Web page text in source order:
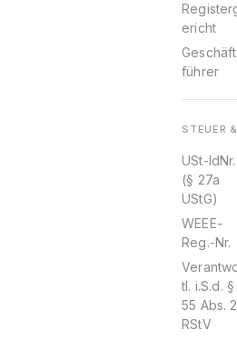
ericht
führer
STEUER
USt-IdNr.
(§ 27a
UStG)
WEEE-
Reg.-Nr.
tl. i.S.d. §
55 Abs. 2
RStV